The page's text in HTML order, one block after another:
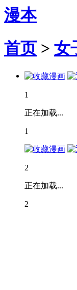
漫本
首页 > 女
1
正在加载...
1
2
正在加载...
2